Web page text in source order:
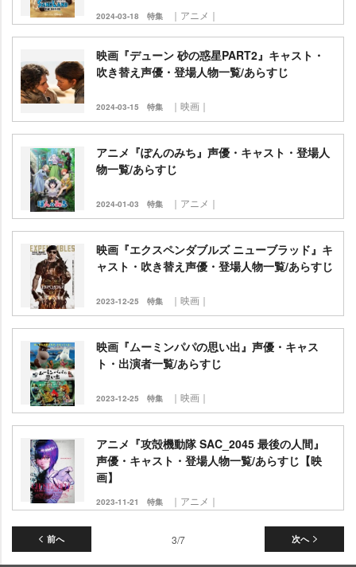
2024-03-18 特集 ｜アニメ｜
映画『デューン 砂の惑星PART2』キャスト・
吹き替え声優・登場人物一覧/あらすじ
2024-03-15 特集 ｜映画｜
アニメ『ぽんのみち』声優・キャスト・登場人
物一覧/あらすじ
2024-01-03 特集 ｜アニメ｜
映画『エクスペンダブルズ ニューブラッド』キ
ャスト・吹き替え声優・登場人物一覧/あらすじ
2023-12-25 特集 ｜映画｜
映画『ムーミンパパの思い出』声優・キャス
ト・出演者一覧/あらすじ
2023-12-25 特集 ｜映画｜
アニメ『攻殻機動隊 SAC_2045 最後の人間』
声優・キャスト・登場人物一覧/あらすじ【映
画】
2023-11-21 特集 ｜アニメ｜
前へ 次へ
3/7